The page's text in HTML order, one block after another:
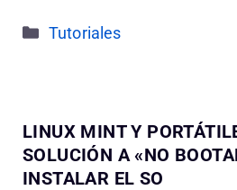
Categorías
Tutoriales
LINUX MINT Y
SOLUCIÓN A «NO
INSTALAR EL SO